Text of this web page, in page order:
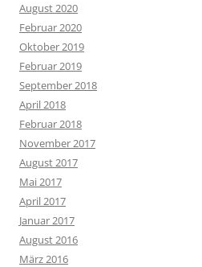
August 2020
Februar 2020
Oktober 2019
Februar 2019
September 2018
April 2018
Februar 2018
November 2017
August 2017
Mai 2017
April 2017
Januar 2017
August 2016
März 2016